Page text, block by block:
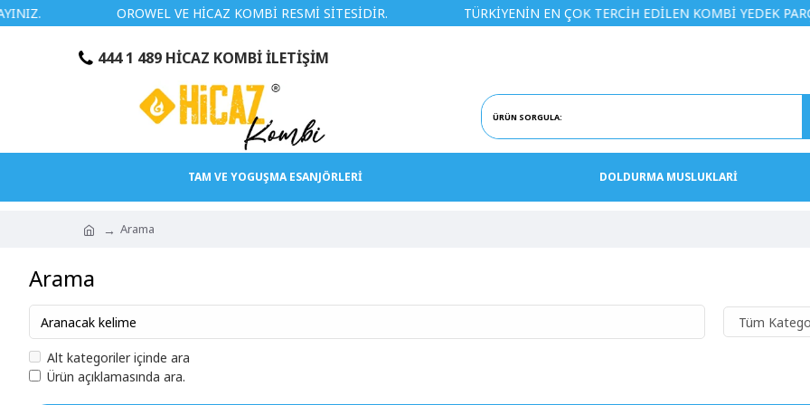
OROWEL VE HİCAZ KOMBİ RESMİ SİTESİDİR. TÜRKİYENİN EN ÇOK TERCİH EDİLEN KOMBİ YEDEK PARÇA
444 1 489 HİCAZ KOMBİ İLETİŞİM
TAM VE YOGUŞMA ESANJÖRLERİ DOLDURMA MUSLUKLARİ
Arama
Arama
Alt kategoriler içinde ara
Ürün açıklamasında ara.